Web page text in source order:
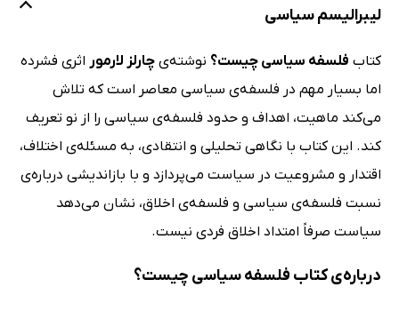
لیبرالیسم سیاسی
کتاب فلسفه سیاسی چیست؟ نوشته‌ی چارلز لارمور اثری فشرده
اما بسیار مهم در فلسفه‌ی سیاسی معاصر است که تلاش
می‌کند ماهیت، اهداف و حدود فلسفه‌ی سیاسی را از نو تعریف
کند. این کتاب با نگاهی تحلیلی و انتقادی، به مسئله‌ی اختلاف،
اقتدار و مشروعیت در سیاست می‌پردازد و با بازاندیشی درباره‌ی
نسبت فلسفه‌ی سیاسی و فلسفه‌ی اخلاق، نشان می‌دهد
سیاست صرفاً امتداد اخلاق فردی نیست.
درباره‌ی کتاب فلسفه سیاسی چیست؟